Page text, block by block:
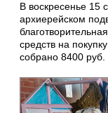
В воскресенье 15
архиерейском
средств на
собрано 8400 руб.